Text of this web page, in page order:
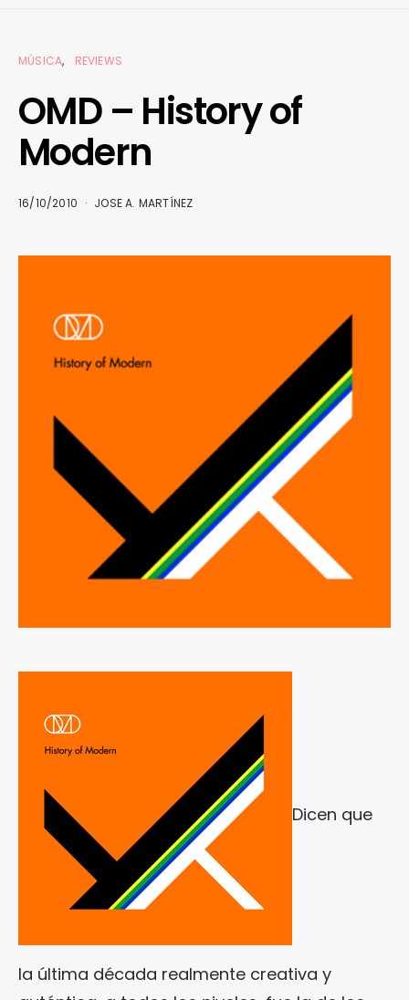
MÚSICA REVIEWS
OMD – History of
Modern
16/10/2010 JOSE A. MARTÍNEZ
Dicen que
la última década realmente creativa y